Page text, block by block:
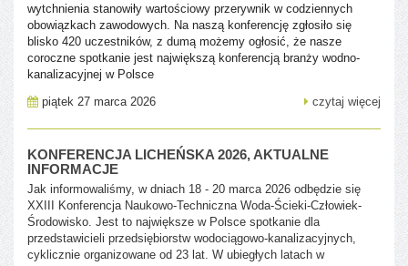
wytchnienia stanowiły wartościowy przerywnik w codziennych
obowiązkach zawodowych. Na naszą konferencję zgłosiło się
blisko 420 uczestników, z dumą możemy ogłosić, że nasze
coroczne spotkanie jest największą konferencją branży wodno-
kanalizacyjnej w Polsce
piątek 27 marca 2026
czytaj więcej
KONFERENCJA LICHEŃSKA 2026, AKTUALNE
INFORMACJE
Jak informowaliśmy, w dniach 18 - 20 marca 2026 odbędzie się
XXIII Konferencja Naukowo-Techniczna Woda-Ścieki-Człowiek-
Środowisko. Jest to największe w Polsce spotkanie dla
przedstawicieli przedsiębiorstw wodociągowo-kanalizacyjnych,
cyklicznie organizowane od 23 lat. W ubiegłych latach w